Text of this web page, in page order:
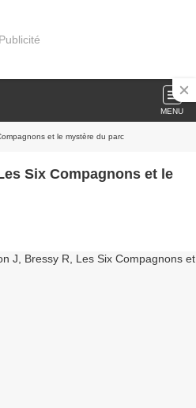
Publicité
MENU
et le mystère du parc
Six Compagnons et le